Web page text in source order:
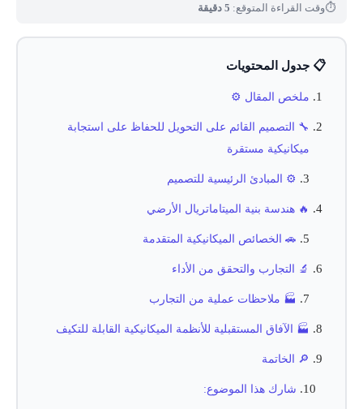
⏱وقت القراءة المتوقع: 5 دقيقة
📋 جدول المحتويات
ملخص المقال ⚙️
🔧 التصميم القائم على التحويل للحفاظ على استجابة
ميكانيكية مستقرة
⚙️ المبادئ الرئيسية للتصميم
🔥 هندسة بنية الميتاماتريال الأرضي
🚗 الخصائص الميكانيكية المتقدمة
🔬 التجارب والتحقق من الأداء
🏭 ملاحظات عملية من التجارب
🏭 الآفاق المستقبلية للأنظمة الميكانيكية القابلة للتكيف
🔎 الخاتمة
شارك هذا الموضوع: